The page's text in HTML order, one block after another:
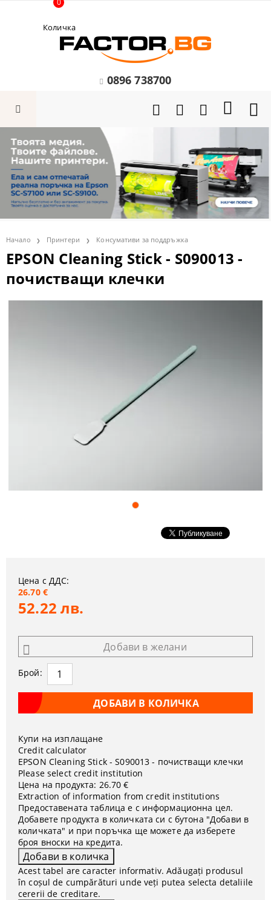
Количка
0
0896 738700
Начало Принтери Консумативи за поддръжка
EPSON Cleaning Stick - S090013 -
почистващи клечки
Цена с ДДС:
26.70 €
52.22 лв.
Добави в желани
Брой:
Купи на изплащане
Credit calculator
EPSON Cleaning Stick - S090013 - почистващи клечки
Please select credit institution
Цена на продукта: 26.70 €
Extraction of information from credit institutions
Предоставената таблица е с информационна цел.
Добавете продукта в количката си с бутона "Добави в
количката" и при поръчка ще можете да изберете
броя вноски на кредита.
Acest tabel are caracter informativ. Adăugați produsul
în coșul de cumpărături unde veți putea selecta detaliile
cererii de creditare.